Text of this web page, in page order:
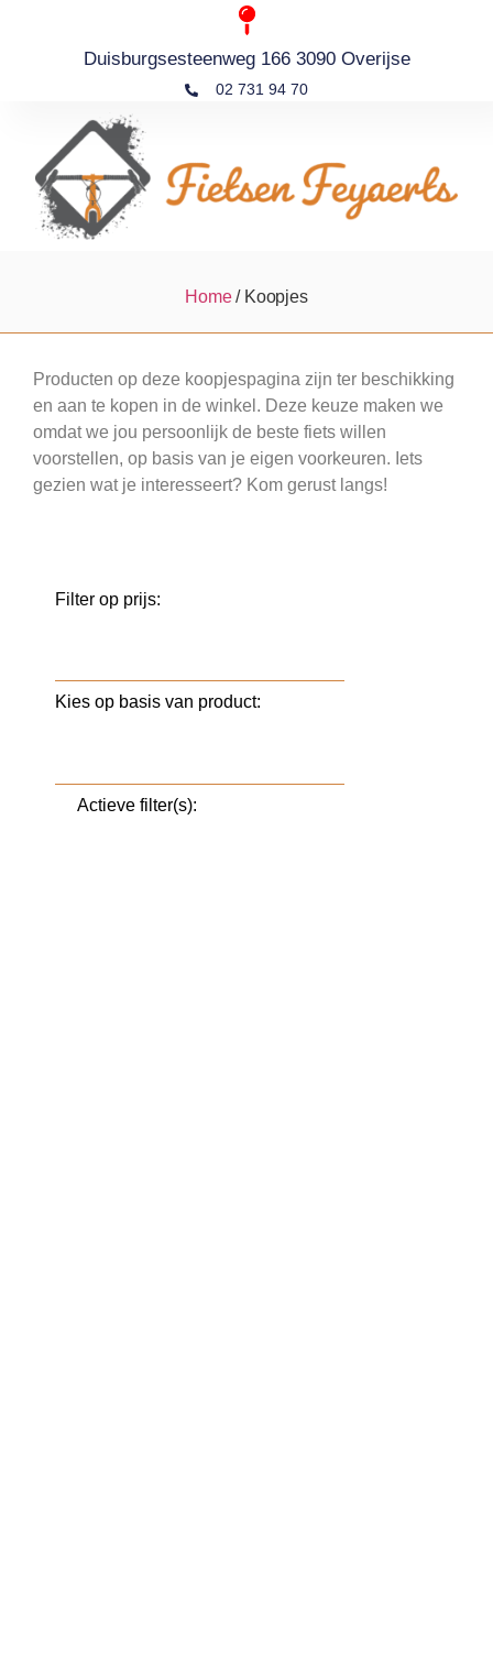
Duisburgsesteenweg 166 3090 Overijse
02 731 94 70
Home/ Koopjes
Producten op deze koopjespagina zijn ter beschikking
en aan te kopen in de winkel. Deze keuze maken we
omdat we jou persoonlijk de beste fiets willen
voorstellen, op basis van je eigen voorkeuren. Iets
gezien wat je interesseert? Kom gerust langs!
Filter op prijs:
Kies op basis van product:
Actieve filter(s):